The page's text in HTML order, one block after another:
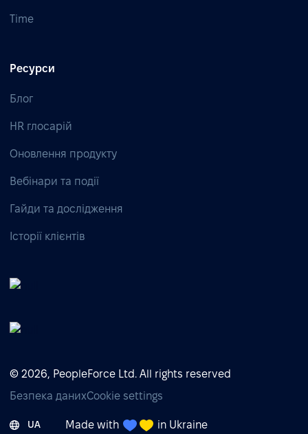
Time
Ресурси
Блог
HR глосарій
Оновлення продукту
Вебінари та події
Гайди та дослідження
Історії клієнтів
© 2026, PeopleForce Ltd. All rights reserved
Безпека данихCookie settings
UA Made with in Ukraine